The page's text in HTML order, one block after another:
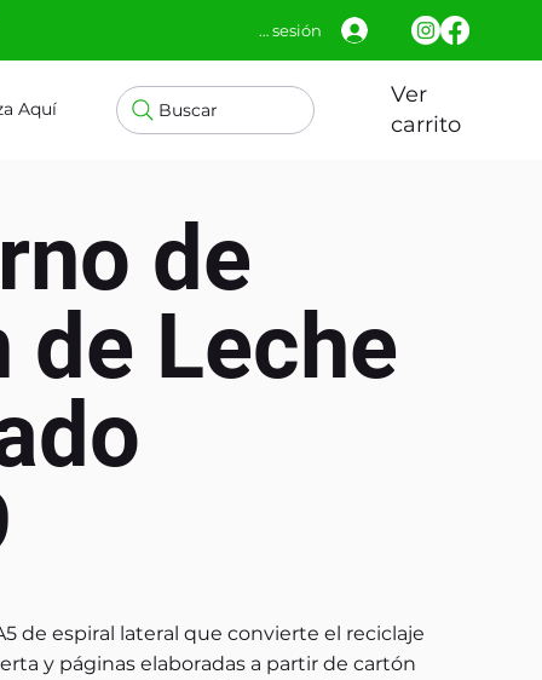
Aquí Buscar
Ver
carrito
Iniciar sesión
de
de Leche
de espiral lateral que convierte el reciclaje
y páginas elaboradas a partir de cartón